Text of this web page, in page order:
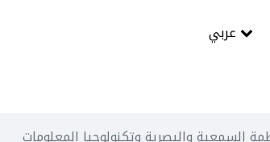
السمعية والبصرية وتكنولوجيا المعلومات